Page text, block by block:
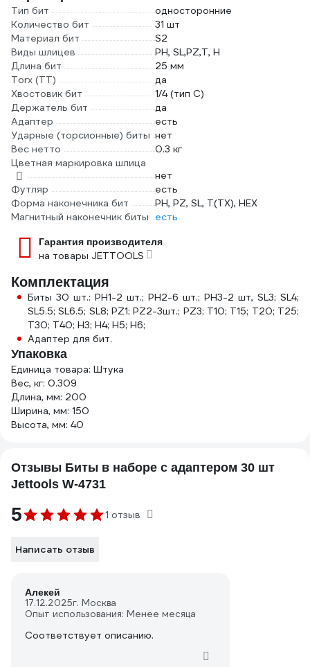
Тип бит
односторонние
Количество бит
31 шт
Материал бит
S2
Виды шлицев
PH, SL,PZ,T, H
Длина бит
25 мм
Torx (TT)
да
Хвостовик бит
1/4 (тип С)
Держатель бит
да
Адаптер
есть
Ударные (торсионные) биты нет
Вес нетто
0.3 кг
Цветная маркировка шлица
нет
Футляр
есть
Форма наконечника бит
PH, PZ, SL, T(TX), HEX
Магнитный наконечник биты
есть
Гарантия производителя
на товары JETTOOLS
Комплектация
Биты 30 шт.: PH1-2 шт.; PH2-6 шт.; PH3-2 шт, SL3; SL4;
SL5.5; SL6.5; SL8; PZ1; PZ2-3шт.; PZ3; T10; T15; T20; T25;
T30; T40; H3; H4; H5; H6;
Адаптер для бит.
Упаковка
Единица товара: Штука
Вес, кг: 0.309
Длина, мм: 200
Ширина, мм: 150
Высота, мм: 40
Отзывы Биты в наборе с адаптером 30 шт
Jettools W-4731
5 1 отзыв
Написать отзыв
Алекей
17.12.2025г. Москва
Опыт использования: Менее месяца
Соответствует описанию.